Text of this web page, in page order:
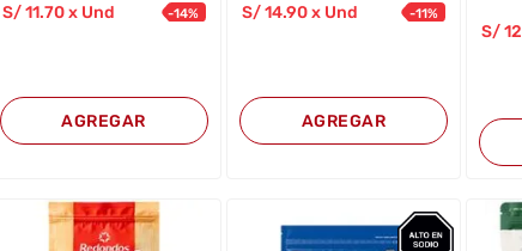
S/11.70 x Und -14%
AGREGAR
S/14.90x Und -11%
AGREGAR
S/12